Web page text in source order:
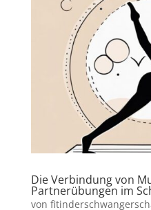
Die Verbindung von
Partnerübungen im
von